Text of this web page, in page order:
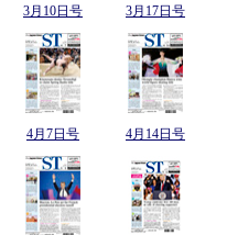
3月10日号 3月17日号
4月7日号 4月14日号